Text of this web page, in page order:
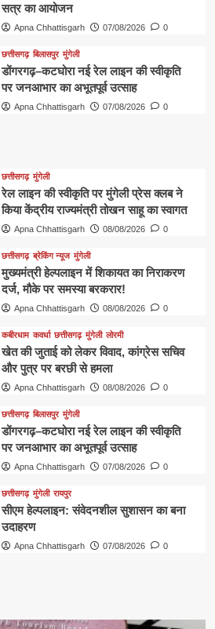
सत्र का आयोजन
Apna Chhattisgarh 07/08/2026 0
छत्तीसगढ़ बिलासपुर मुंगेली
डोंगरगढ़–कटघोरा नई रेल लाइन की स्वीकृति
पर जनआभार का अभूतपूर्व उत्साह
Apna Chhattisgarh 07/08/2026 0
छत्तीसगढ़ मुंगेली
रेल लाइन की स्वीकृति पर मुंगेली प्रेस क्लब ने
किया केंद्रीय राज्यमंत्री तोखन साहू का स्वागत
Apna Chhattisgarh 08/08/2026 0
छत्तीसगढ़ ब्रेकिंग न्यूज मुंगेली
मुख्यमंत्री हेल्पलाइन में शिकायत का निराकरण
दर्ज, मौके पर समस्या बरकरार!
Apna Chhattisgarh 08/08/2026 0
कबीरधाम कवर्धा छत्तीसगढ़ मुंगेली लोरमी
खेत की जुताई को लेकर विवाद, कांग्रेस सचिव
और पुत्र पर बरछी से हमला
Apna Chhattisgarh 08/08/2026 0
छत्तीसगढ़ बिलासपुर मुंगेली
डोंगरगढ़–कटघोरा नई रेल लाइन की स्वीकृति
पर जनआभार का अभूतपूर्व उत्साह
Apna Chhattisgarh 07/08/2026 0
छत्तीसगढ़ मुंगेली रायपुर
सीएम हेल्पलाइन: संवेदनशील सुशासन का बना
उदाहरण
Apna Chhattisgarh 07/08/2026 0